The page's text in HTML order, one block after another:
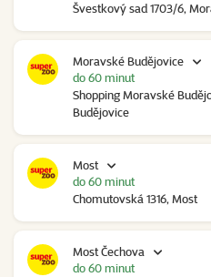
Švestkový sad 1703/6,
Moravské Budějovice
Shopping Moravské
Budějovice
do 60 minut
Most
Chomutovská 1316, Most
do 60 minut
Most Čechova
do 60 minut